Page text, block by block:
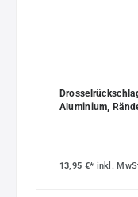
Aluminium,
13,95 €* inkl.